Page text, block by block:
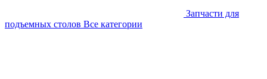
Запчасти для
подъемных столов Все категории